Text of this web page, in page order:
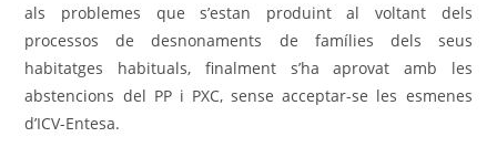
als problemes que s’estan produint al voltant dels
processos de desnonaments de famílies dels seus
habitatges habituals, finalment s’ha aprovat amb les
abstencions del PP i PXC, sense acceptar-se les esmenes
d’ICV-Entesa.